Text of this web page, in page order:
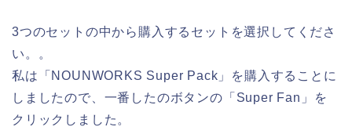
3つのセットの中から購入するセットを選択してくださ
い。。
私は「NOUNWORKS Super Pack」を購入することに
しましたので、一番したのボタンの「Super Fan」を
クリックしました。